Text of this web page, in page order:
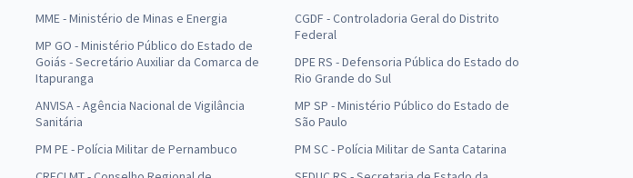
MME - Ministério de Minas e Energia
MP GO - Ministério Público do Estado de
Goiás - Secretário Auxiliar da Comarca de
Itapuranga
ANVISA - Agência Nacional de Vigilância
Sanitária
PM PE - Polícia Militar de Pernambuco
CGDF - Controladoria Geral do Distrito
Federal
DPE RS - Defensoria Pública do Estado do
Rio Grande do Sul
MP SP - Ministério Público do Estado de
São Paulo
PM SC - Polícia Militar de Santa Catarina